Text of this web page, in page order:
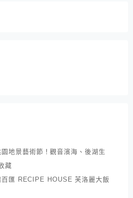
地景藝術節！觀音濱海、後湖生
藏
匯 RECIPE HOUSE 芙洛麗大飯